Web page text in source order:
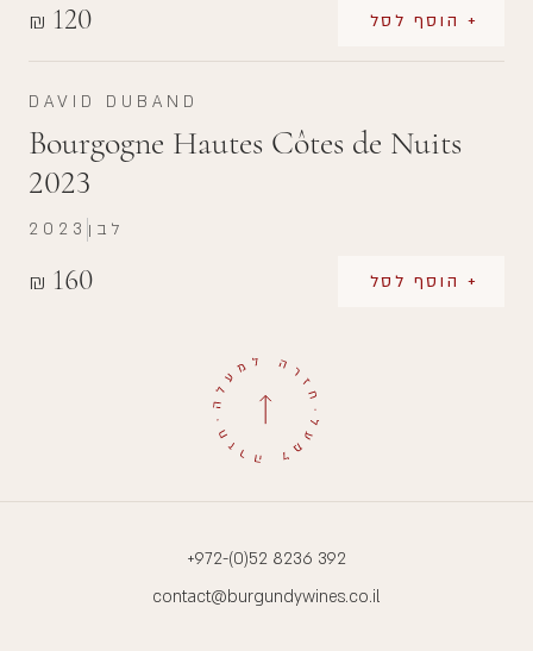
₪ 120 + הוסף לסל
DAVID DUBAND
Bourgogne Hautes Côtes de Nuits
2023
₪ 160 + הוסף לסל
2023 לבן
+972-(0)52 8236 392
contact@burgundywines.co.il